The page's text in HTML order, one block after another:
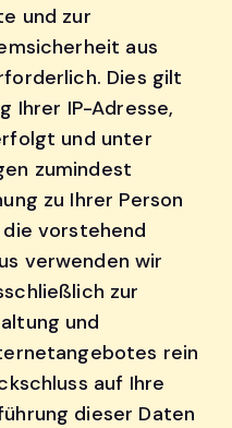
und zur
aus
Dies gilt
Ihrer IP-Adresse,
und unter
zumindest
zu Ihrer Person
vorstehend
verwenden wir
zur
und
rein
auf Ihre
dieser Daten